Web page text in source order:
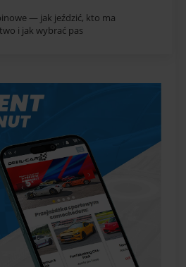
— jak jeździć, kto ma
i jak wybrać pas